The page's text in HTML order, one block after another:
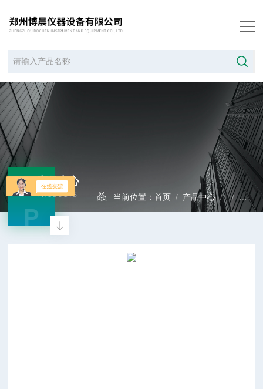
产品中心
PRODUCTS
P
当前位置：首页 / 产品中心/ /旋转